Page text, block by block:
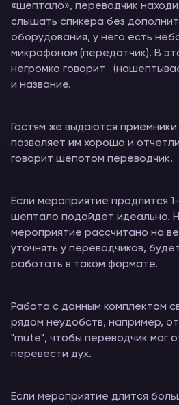
«шептало», переводчик
слышать спикера без
оборудования, у него есть
микрофоном (передатчик). В
негромко говорит
и название.
Гостям же выдаются
позволяет им хорошо и
говорит шепотом переводчик.
Если мероприятие продлится
шептало подойдет идеально.
мероприятие рассчитано на
уточнять у переводчиков,
работать в таком формате.
Работа с данным комплектом
рядом неудобств, например,
"mute", чтобы переводчик мог
перевести дух.
Если мероприятие длится